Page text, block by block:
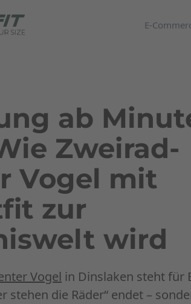
E-
ab
Zweirad-
Vogel mit
zur
wird
Vogel in Dinslaken steht für
stehen die Räder“ endet –